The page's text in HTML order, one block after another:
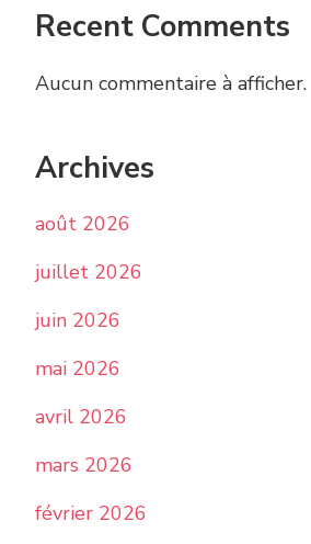
Recent Comments
Aucun commentaire à afficher.
Archives
août 2026
juillet 2026
juin 2026
mai 2026
avril 2026
mars 2026
février 2026